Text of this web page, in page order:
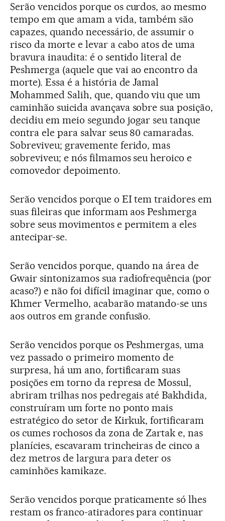
Serão vencidos porque os curdos, ao mesmo
tempo em que amam a vida, também são
capazes, quando necessário, de assumir o
risco da morte e levar a cabo atos de uma
bravura inaudita: é o sentido literal de
Peshmerga (aquele que vai ao encontro da
morte). Essa é a história de Jamal
Mohammed Salih, que, quando viu que um
caminhão suicida avançava sobre sua posição,
decidiu em meio segundo jogar seu tanque
contra ele para salvar seus 80 camaradas.
Sobreviveu; gravemente ferido, mas
sobreviveu; e nós filmamos seu heroico e
comovedor depoimento.
Serão vencidos porque o EI tem traidores em
suas fileiras que informam aos Peshmerga
sobre seus movimentos e permitem a eles
antecipar-se.
Serão vencidos porque, quando na área de
Gwair sintonizamos sua radiofrequência (por
acaso?) e não foi difícil imaginar que, como o
Khmer Vermelho, acabarão matando-se uns
aos outros em grande confusão.
Serão vencidos porque os Peshmergas, uma
vez passado o primeiro momento de
surpresa, há um ano, fortificaram suas
posições em torno da represa de Mossul,
abriram trilhas nos pedregais até Bakhdida,
construíram um forte no ponto mais
estratégico do setor de Kirkuk, fortificaram
os cumes rochosos da zona de Zartak e, nas
planícies, escavaram trincheiras de cinco a
dez metros de largura para deter os
caminhões kamikaze.
Serão vencidos porque praticamente só lhes
restam os franco-atiradores para continuar